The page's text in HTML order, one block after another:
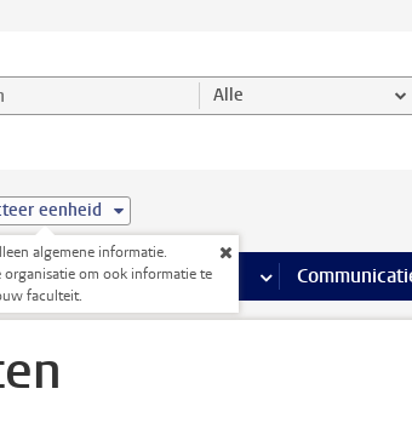
selecteer categorie Alle
eenheid
algemene informatie.
organisatie om ook informatie te
faculteit.
pagina’s
meer Onderwijs pagina’s
Onderzoek meer Onderzoek